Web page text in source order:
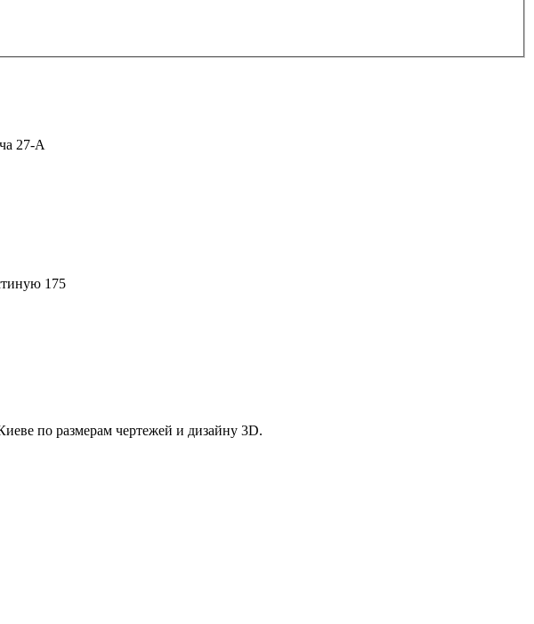
27-А
175
по размерам чертежей и дизайну 3D.